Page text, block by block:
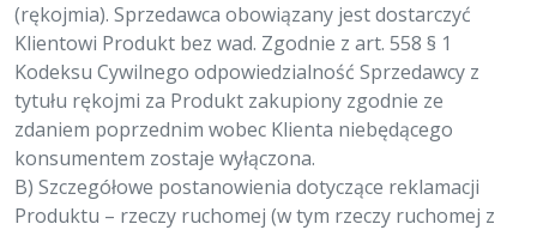
(rękojmia). Sprzedawca obowiązany jest dostarczyć
Klientowi Produkt bez wad. Zgodnie z art. 558 § 1
Kodeksu Cywilnego odpowiedzialność Sprzedawcy z
tytułu rękojmi za Produkt zakupiony zgodnie ze
zdaniem poprzednim wobec Klienta niebędącego
konsumentem zostaje wyłączona.
B) Szczegółowe postanowienia dotyczące reklamacji
Produktu – rzeczy ruchomej (w tym rzeczy ruchomej z